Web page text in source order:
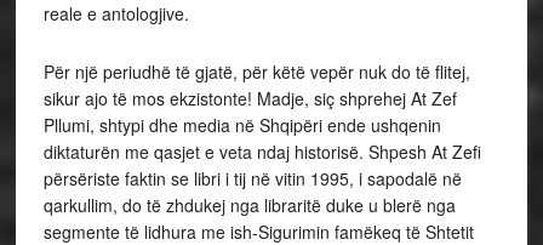
reale e antologjive.
Për një periudhë të gjatë, për këtë vepër nuk do të flitej,
sikur ajo të mos ekzistonte! Madje, siç shprehej At Zef
Pllumi, shtypi dhe media në Shqipëri ende ushqenin
diktaturën me qasjet e veta ndaj historisë. Shpesh At Zefi
përsëriste faktin se libri i tij në vitin 1995, i sapodalë në
qarkullim, do të zhdukej nga libraritë duke u blerë nga
segmente të lidhura me ish-Sigurimin famëkeq të Shtetit